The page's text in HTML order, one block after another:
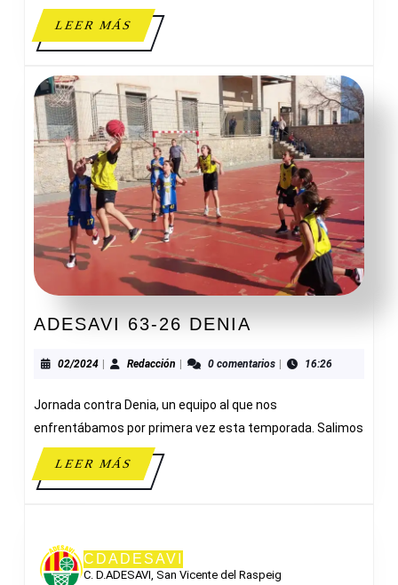
LEER MÁSLEER
MÁS
ADESAVI 63-26 DENIA
26
02/202402/2024
| Redacción Redacción
| 0 comentarios | 16:26
Jornada contra Denia, un equipo al que nos
enfrentábamos por primera vez esta temporada. Salimos
LEER MÁSLEER
MÁS
CDADESAVI
C. D.ADESAVI, San Vicente del Raspeig